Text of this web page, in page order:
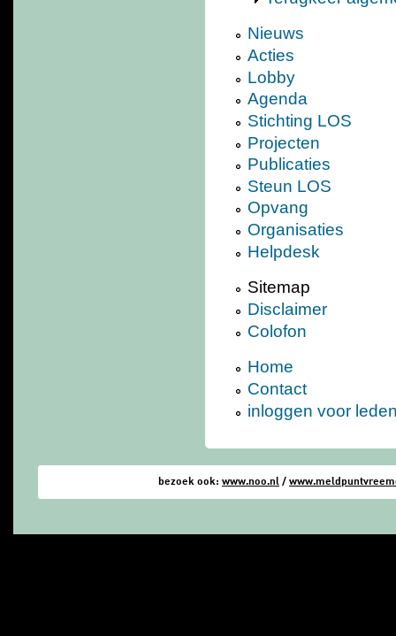
Nieuws
Acties
Lobby
Agenda
Stichting LOS
Projecten
Publicaties
Steun LOS
Opvang
Organisaties
Helpdesk
Sitemap
Disclaimer
Colofon
Home
Contact
inloggen voor
bezoek ook: www.noo.nl /